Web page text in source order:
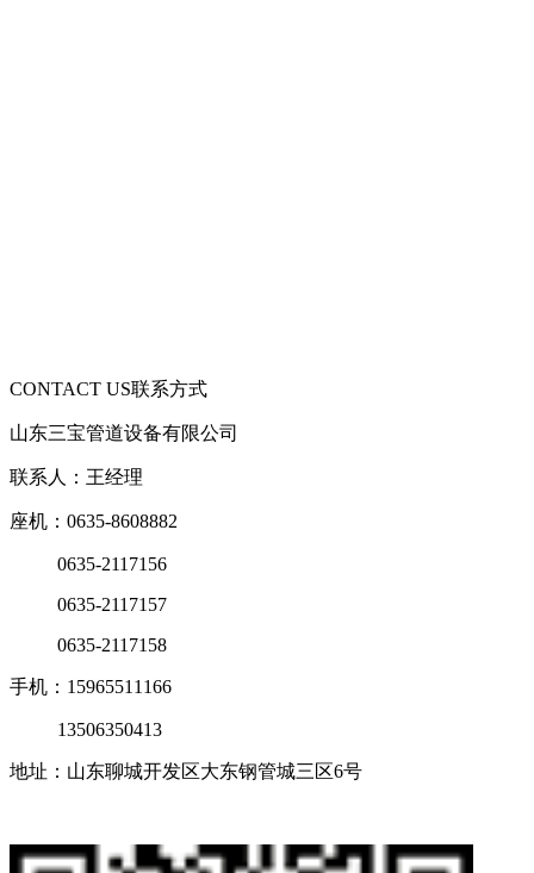
CONTACT US联系方式
山东三宝管道设备有限公司
联系人：王经理
座机：0635-8608882
0635-2117156
0635-2117157
0635-2117158
手机：15965511166
13506350413
地址：山东聊城开发区大东钢管城三区6号